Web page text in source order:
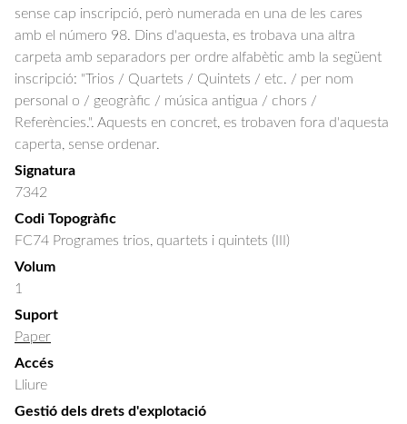
sense cap inscripció, però numerada en una de les cares
amb el número 98. Dins d'aquesta, es trobava una altra
carpeta amb separadors per ordre alfabètic amb la següent
inscripció: "Trios / Quartets / Quintets / etc. / per nom
personal o / geogràfic / música antigua / chors /
Referències.". Aquests en concret, es trobaven fora d'aquesta
caperta, sense ordenar.
Signatura
7342
Codi Topogràfic
FC74 Programes trios, quartets i quintets (III)
Volum
1
Suport
Paper
Accés
Lliure
Gestió dels drets d'explotació